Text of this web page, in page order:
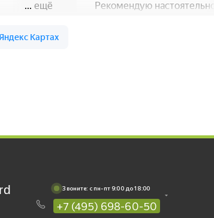
Звоните: c пн-пт 9:00 до 18:00
+7 (495) 698-60-50